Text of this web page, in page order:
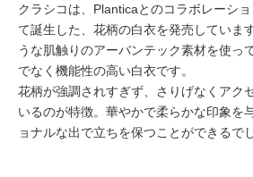
クラシコは、Planticaとのコラボレーシ
て誕生した、花柄の白衣を発売していま
うな肌触りのアーバンテック素材を使っ
でなく機能性の高い白衣です。
花柄が強調されすぎず、さりげなくアク
いるのが特徴。華やかで柔らかな印象を
ョナルな出で立ちを保つことができるで